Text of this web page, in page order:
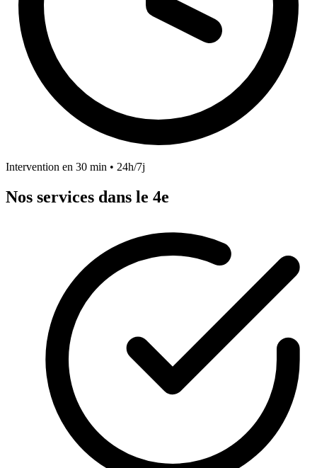
Intervention en 30 min • 24h/7j
Nos services dans le 4e